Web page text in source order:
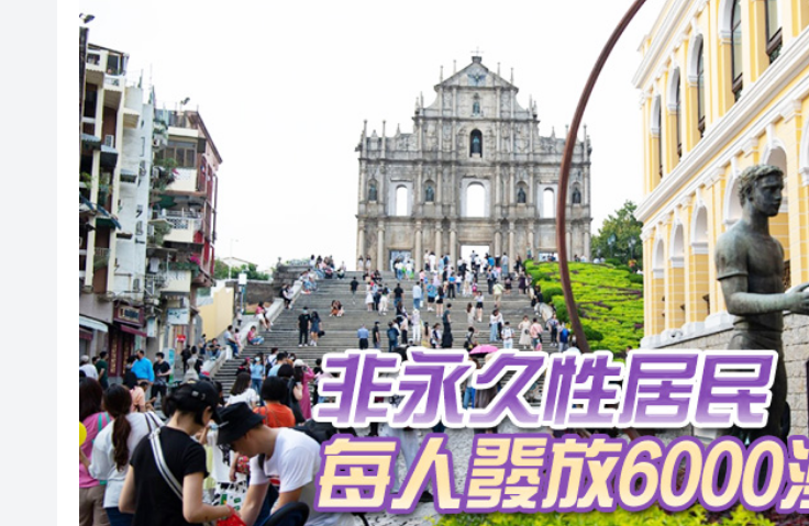
社署籲市民提防偽冒社署通訊程式賬戶
李家超：鼓勵保險業開發跨境產品 便利灣區居民
車路士主帥星將粉嶺揮桿 為香港行畫圓滿句號